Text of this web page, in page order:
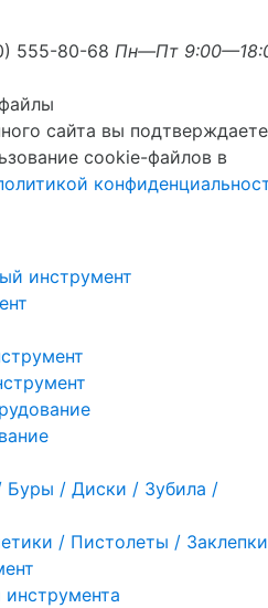
555-80-68 Пн—Пт
сайта вы подтверждаете
cookie-файлов в
инструмент
Буры / Диски / Зубила /
/ Пистолеты / Заклепки